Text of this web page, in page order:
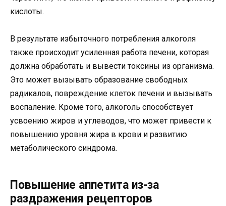
кислоты.
В результате избыточного потребления алкоголя
также происходит усиленная работа печени, которая
должна обработать и вывести токсины из организма.
Это может вызывать образование свободных
радикалов, повреждение клеток печени и вызывать
воспаление. Кроме того, алкоголь способствует
усвоению жиров и углеводов, что может привести к
повышению уровня жира в крови и развитию
метаболического синдрома.
Повышение аппетита из-за
раздражения рецепторов